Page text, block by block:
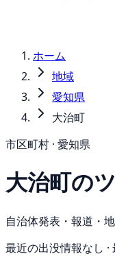
ホーム
地域
愛知県
大治町
市区町村 · 愛知県
大治町の
自治体発表・報道・
最近の出没情報なし ·